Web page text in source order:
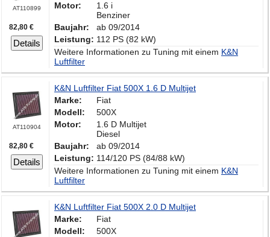
AT110899
82,80 €
Details
Motor:
1.6 i
Benziner
Baujahr:
ab 09/2014
Leistung: 112 PS (82 kW)
Weitere Informationen zu Tuning mit einem K&N
Luftfilter
AT110904
82,80 €
Details
K&N Luftfilter Fiat 500X 1.6 D Multijet
Marke:
Fiat
Modell:
500X
Motor:
1.6 D Multijet
Diesel
Baujahr:
ab 09/2014
Leistung: 114/120 PS (84/88 kW)
Weitere Informationen zu Tuning mit einem K&N
Luftfilter
K&N Luftfilter Fiat 500X 2.0 D Multijet
Marke:
Fiat
Modell:
500X